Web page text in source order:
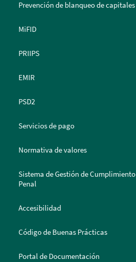
Prevención de blanqueo de capitales
MiFID
PRIIPS
EMIR
PSD2
Servicios de pago
Normativa de valores
Sistema de Gestión de Cumplimiento
Penal
Accesibilidad
Código de Buenas Prácticas
Portal de Documentación